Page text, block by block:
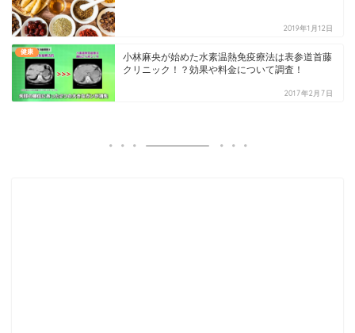
2019年1月12日
健康
小林麻央が始めた水素温熱免疫療法は表参道首藤
クリニック！？効果や料金について調査！
2017年2月7日